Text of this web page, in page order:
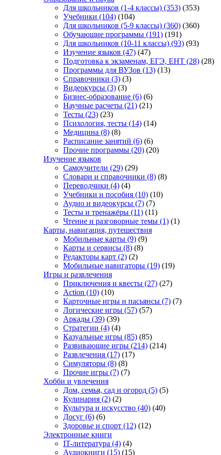
Для школьников (1-4 классы) (353) (353)
Учебники (104) (104)
Для школьников (5-9 классы) (360) (360)
Обучающие программы (191) (191)
Для школьников (10-11 классы) (93) (93)
Изучение языков (47) (47)
Подготовка к экзаменам, ЕГЭ, ЕНТ (28) (28)
Программы для ВУЗов (13) (13)
Справочники (3) (3)
Видеокурсы (3) (3)
Бизнес-образование (6) (6)
Научные расчеты (21) (21)
Тесты (23) (23)
Психология, тесты (14) (14)
Медицина (8) (8)
Расписание занятий (6) (6)
Прочие программы (20) (20)
Изучение языков
Самоучители (29) (29)
Словари и справочники (8) (8)
Переводчики (4) (4)
Учебники и пособия (10) (10)
Аудио и видеокурсы (7) (7)
Тесты и тренажёры (11) (11)
Чтение и разговорные темы (1) (1)
Карты, навигация, путешествия
Мобильные карты (9) (9)
Карты и сервисы (8) (8)
Редакторы карт (2) (2)
Мобильные навигаторы (19) (19)
Игры и развлечения
Приключения и квесты (27) (27)
Action (10) (10)
Карточные игры и пасьянсы (7) (7)
Логические игры (57) (57)
Аркады (39) (39)
Стратегии (4) (4)
Казуальные игры (85) (85)
Развивающие игры (214) (214)
Развлечения (17) (17)
Симуляторы (8) (8)
Прочие игры (7) (7)
Хобби и увлечения
Дом, семья, сад и огород (5) (5)
Кулинария (2) (2)
Культура и искусство (40) (40)
Досуг (6) (6)
Здоровье и спорт (12) (12)
Электронные книги
IT-литература (4) (4)
Аудиокниги (15) (15)